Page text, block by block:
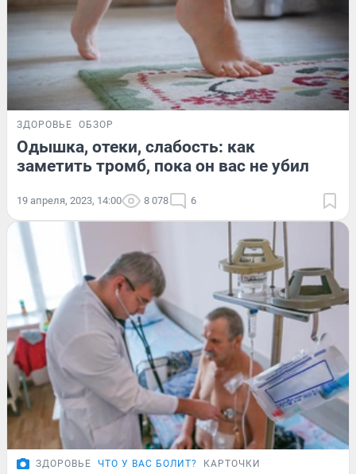
ЗДОРОВЬЕ ОБЗОР
Одышка, отеки, слабость: как
заметить тромб, пока он вас не убил
19 апреля, 2023, 14:00 8 078 6
ЗДОРОВЬЕ ЧТО У ВАС БОЛИТ? КАРТОЧКИ